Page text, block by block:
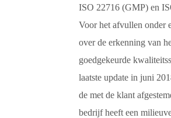
ISO 22716 (GMP) en
Voor het afvullen onder
over de erkenning van
goedgekeurde
laatste update in juni
de met de klant
bedrijf heeft een